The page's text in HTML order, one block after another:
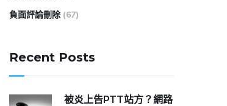
負面評論刪除 (67)
Recent Posts
被炎上告PTT站方？網路